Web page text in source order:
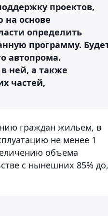
проектов,
на основе
определить
программу.
автопрома.
ней, а также
частей,
граждан жильем, в
не менее 1
объема
с нынешних 85% до,